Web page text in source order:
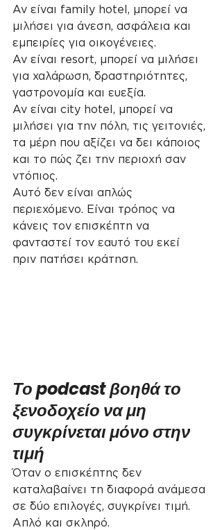
Αν είναι family hotel, μπορεί να
μιλήσει για άνεση, ασφάλεια και
εμπειρίες για οικογένειες.
Αν είναι resort, μπορεί να μιλήσει
για χαλάρωση, δραστηριότητες,
γαστρονομία και ευεξία.
Αν είναι city hotel, μπορεί να
μιλήσει για την πόλη, τις γειτονιές,
τα μέρη που αξίζει να δει κάποιος
και το πώς ζει την περιοχή σαν
ντόπιος.
Αυτό δεν είναι απλώς
περιεχόμενο. Είναι τρόπος να
κάνεις τον επισκέπτη να
φανταστεί τον εαυτό του εκεί
πριν πατήσει κράτηση.
Το podcast βοηθά το
ξενοδοχείο να μη
συγκρίνεται μόνο στην
τιμή
Όταν ο επισκέπτης δεν
καταλαβαίνει τη διαφορά ανάμεσα
σε δύο επιλογές, συγκρίνει τιμή.
Απλό και σκληρό.